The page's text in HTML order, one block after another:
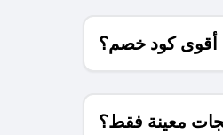
كود خصم؟
معينة فقط؟